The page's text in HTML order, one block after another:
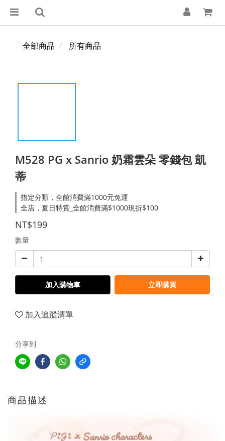
全部商品 所有商品
M528 PG x Sanrio 奶霜雲朵 零錢包 凱
蒂
指定分類，全館消費滿1000元免運
全店，夏日特賞_全館消費滿$1000現折$100
NT$199
數量
加入購物車 立即購買
加入追蹤清單
分享到
商品描述